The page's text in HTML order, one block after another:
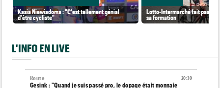
Kasia Niewiadoma : "C'est tellement génial
d'être cycliste"
Lotto-Intermarché fait passer
sa formation
L'INFO EN LIVE
20:30
Route
Gesink : "Quand je suis passé pro, le dopage était monnaie